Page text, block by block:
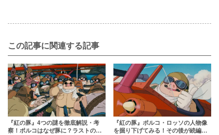
この記事に関連する記事
『紅の豚』4つの謎を徹底解説・考
察！ポルコはなぜ豚に？ラストの意
『紅の豚』ポルコ・ロッソの人物像
を掘り下げてみる！その後が続編と